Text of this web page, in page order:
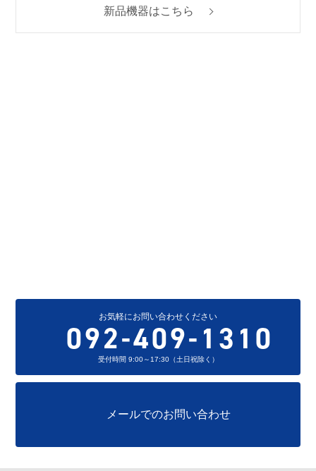
新品機器はこちら
お気軽にお問い合わせください
092-409-1310
受付時間 9:00～17:30（土日祝除く）
メールでのお問い合わせ